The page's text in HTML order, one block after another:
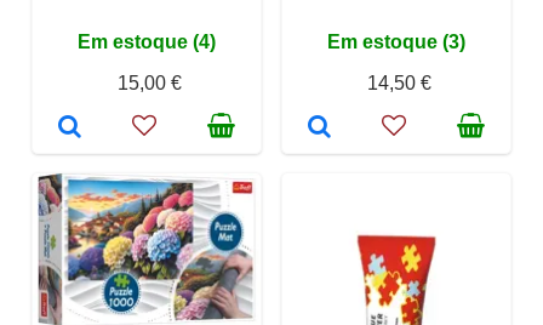
Em estoque (4)
15,00 €
Em estoque (3)
14,50 €